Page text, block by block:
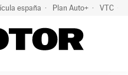
españa Plan Auto+ VTC